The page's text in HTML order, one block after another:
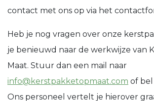
contact met ons op via het
Heb je nog vragen over onze
je benieuwd naar de werkwijze van
Maat. Stuur dan een mail naar
info@kerstpakketopmaat.com of bel
Ons personeel vertelt je hierover